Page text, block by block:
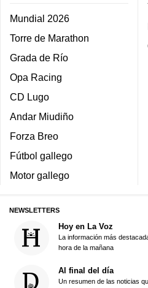
Mundial 2026
Torre de Marathon
Grada de Río
Opa Racing
CD Lugo
Andar Miudiño
Forza Breo
Fútbol gallego
Motor gallego
NEWSLETTERS
Hoy en La Voz
La información más
hora de la mañana
Al final del día
Un resumen de las noticias